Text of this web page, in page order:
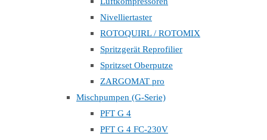
Nivelliertaster
ROTOQUIRL / ROTOMIX
Spritzgerät Reprofilier
Spritzset Oberputze
ZARGOMAT pro
Mischpumpen (G-Serie)
PFT G 4
PFT G 4 FC-230V